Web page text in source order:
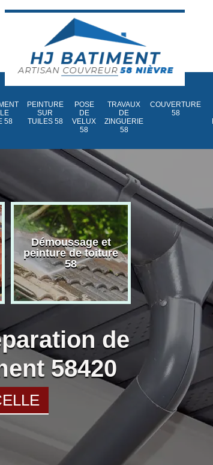
58
PEINTURE
SUR
TUILES 58
POSE
DE
VELUX
58
TRAVAUX
DE
ZINGUERIE
58
COUVERTURE
58
Démoussage et
peinture de toiture
58
traitement
toiture
de
58420